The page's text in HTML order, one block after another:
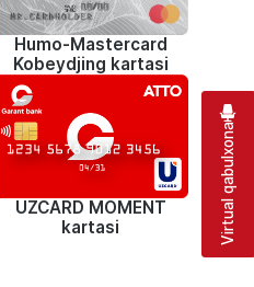
Humo-Mastercard
Kobeydjing kartasi
UZCARD MOMENT
kartasi
Virtual qabulxona